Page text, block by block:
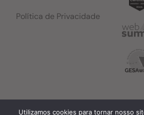
Política de Privacidade
Utilizamos cookies para tornar nosso